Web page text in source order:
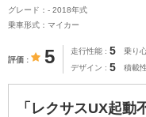
グレード：- 2018年式
乗車形式：マイカー
評価 5 走行性能 5 乗り
デザイン 5 積載
「レクサスUX起動